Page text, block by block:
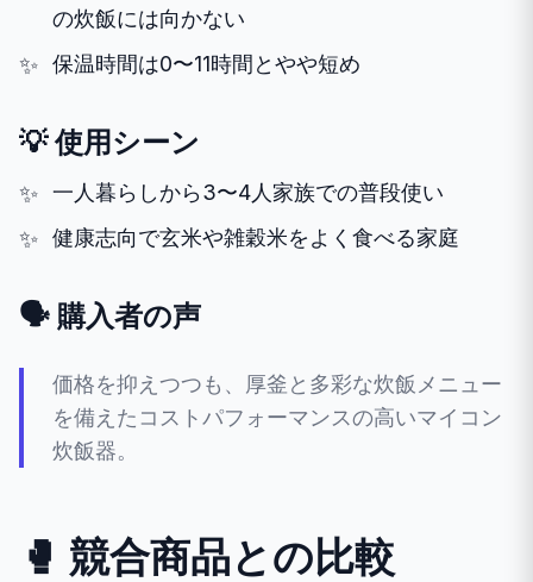
の炊飯には向かない
保温時間は0〜11時間とやや短め
💡 使用シーン
一人暮らしから3〜4人家族での普段使い
健康志向で玄米や雑穀米をよく食べる家庭
🗣️ 購入者の声
価格を抑えつつも、厚釜と多彩な炊飯メニュー
を備えたコストパフォーマンスの高いマイコン
炊飯器。
🥊 競合商品との比較